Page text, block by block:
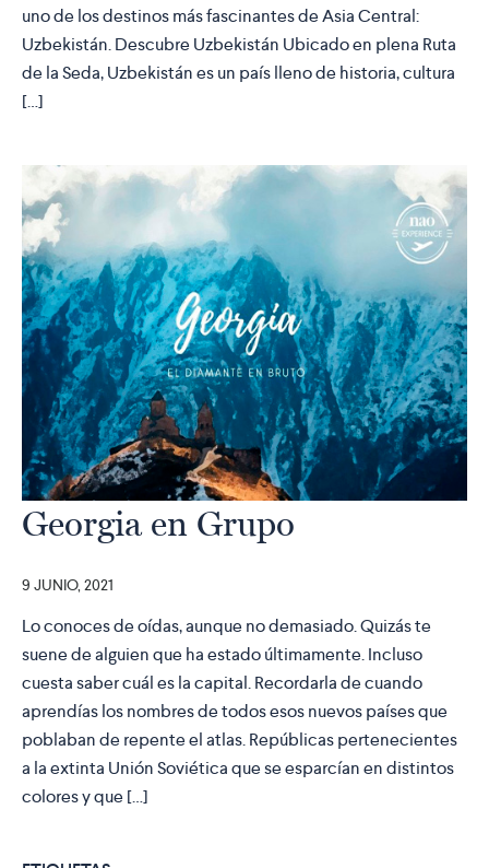
uno de los destinos más fascinantes de Asia Central:
Uzbekistán. Descubre Uzbekistán Ubicado en plena Ruta
de la Seda, Uzbekistán es un país lleno de historia, cultura
[…]
Georgia en Grupo
9 JUNIO, 2021
Lo conoces de oídas, aunque no demasiado. Quizás te
suene de alguien que ha estado últimamente. Incluso
cuesta saber cuál es la capital. Recordarla de cuando
aprendías los nombres de todos esos nuevos países que
poblaban de repente el atlas. Repúblicas pertenecientes
a la extinta Unión Soviética que se esparcían en distintos
colores y que […]